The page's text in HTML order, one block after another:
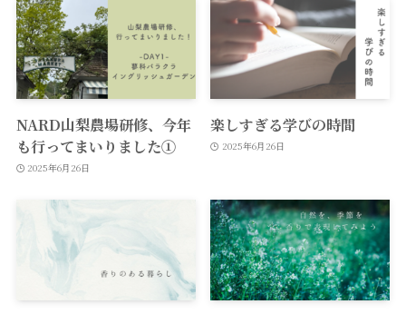
NARD山梨農場研修、今年
も行ってまいりました①
2025年6月26日
楽しすぎる学びの時間
2025年6月26日